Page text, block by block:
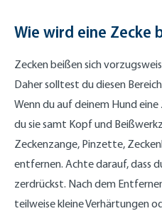
Wie wird eine Zecke
Zecken beißen sich
Daher solltest du diesen
Wenn du auf deinem Hund
du sie samt Kopf und
Zeckenzange, Pinzette,
entfernen. Achte darauf, dass
zerdrückst. Nach dem
teilweise kleine Verhärtungen